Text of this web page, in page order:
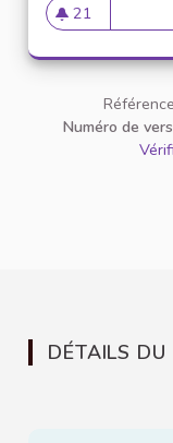
21
21 abonnés
Numéro de
DÉTAILS